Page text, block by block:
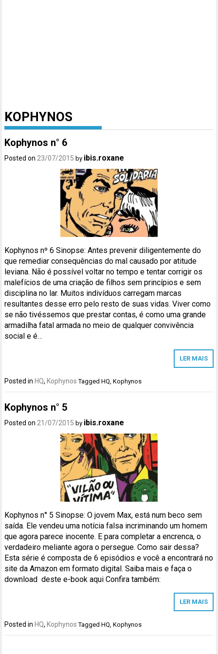
KOPHYNOS
Kophynos n° 6
Posted on23/07/2015 by ibis.roxane
Kophynos nº 6 Sinopse: Antes prevenir diligentemente do
que remediar consequências do mal causado por atitude
leviana. Não é possível voltar no tempo e tentar corrigir os
malefícios de uma criação de filhos sem princípios e sem
disciplina no lar. Muitos indivíduos carregam marcas
resultantes desse erro pelo resto de suas vidas. Viver como
se não tivéssemos que prestar contas, é como uma grande
armadilha fatal armada no meio de qualquer convivência
social e é…
LER MAIS
Posted in HQ, Kophynos TaggedHQ,Kophynos
Kophynos n° 5
Posted on 21/07/2015 by ibis.roxane
Kophynos n° 5 Sinopse: O jovem Max, está num beco sem
saída. Ele vendeu uma notícia falsa incriminando um homem
que agora parece inocente. E para completar a encrenca, o
verdadeiro meliante agora o persegue. Como sair dessa?
Esta série é composta de 6 episódios e você a encontrará no
site da Amazon em formato digital. Saiba mais e faça o
download deste e-book aqui Confira também:
LER MAIS
Posted in HQ, Kophynos TaggedHQ ,Kophynos